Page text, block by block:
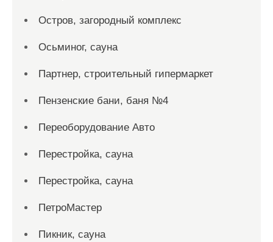
Остров, загородный комплекс
Осьминог, сауна
Партнер, строительный гипермаркет
Пензенские бани, баня №4
Переоборудование Авто
Перестройка, сауна
Перестройка, сауна
ПетроМастер
Пикник, сауна